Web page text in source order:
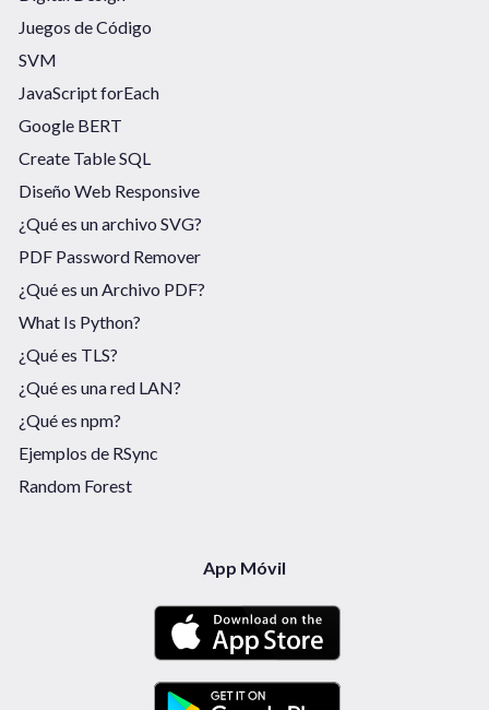
Juegos de Código
SVM
JavaScript forEach
Google BERT
Create Table SQL
Diseño Web Responsive
¿Qué es un archivo SVG?
PDF Password Remover
¿Qué es un Archivo PDF?
What Is Python?
¿Qué es TLS?
¿Qué es una red LAN?
¿Qué es npm?
Ejemplos de RSync
Random Forest
App Móvil